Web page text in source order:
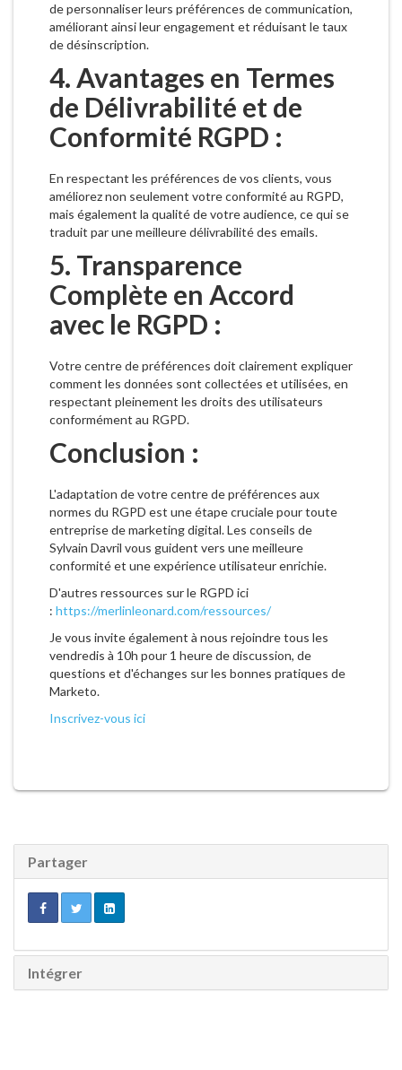
de personnaliser leurs préférences de communication,
améliorant ainsi leur engagement et réduisant le taux
de désinscription.
4. Avantages en Termes
de Délivrabilité et de
Conformité RGPD :
En respectant les préférences de vos clients, vous
améliorez non seulement votre conformité au RGPD,
mais également la qualité de votre audience, ce qui se
traduit par une meilleure délivrabilité des emails.
5. Transparence
Complète en Accord
avec le RGPD :
Votre centre de préférences doit clairement expliquer
comment les données sont collectées et utilisées, en
respectant pleinement les droits des utilisateurs
conformément au RGPD.
Conclusion :
L'adaptation de votre centre de préférences aux
normes du RGPD est une étape cruciale pour toute
entreprise de marketing digital. Les conseils de
Sylvain Davril vous guident vers une meilleure
conformité et une expérience utilisateur enrichie.
D'autres ressources sur le RGPD ici
: https://merlinleonard.com/ressources/
Je vous invite également à nous rejoindre tous les
vendredis à 10h pour 1 heure de discussion, de
questions et d'échanges sur les bonnes pratiques de
Marketo.
Inscrivez-vous ici
Partager
Intégrer